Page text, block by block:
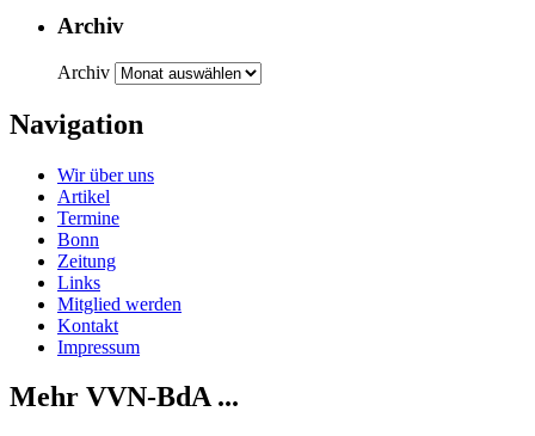
Archiv
Archiv
Navigation
Wir über uns
Artikel
Termine
Bonn
Zeitung
Links
Mitglied werden
Kontakt
Impressum
Mehr VVN-BdA ...